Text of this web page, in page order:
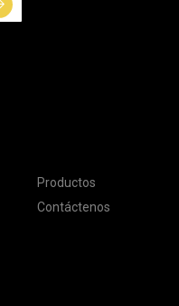
Productos
Contáctenos